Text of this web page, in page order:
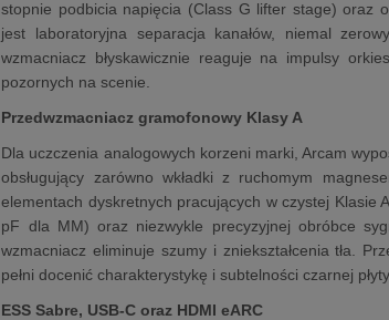
stopnie podbicia napięcia (Class G lifter stage) oraz
jest laboratoryjna separacja kanałów, niemal
wzmacniacz błyskawicznie reaguje na impulsy
pozornych na scenie.
Przedwzmacniacz gramofonowy Klasy A
Dla uczczenia analogowych korzeni marki, Arcam
obsługujący zarówno wkładki z ruchomym
elementach dyskretnych pracujących w czystej Klasie
pF dla MM) oraz niezwykle precyzyjnej obróbce
wzmacniacz eliminuje szumy i zniekształcenia tła.
pełni docenić charakterystykę i subtelności czarnej płyty.
ESS Sabre, USB-C oraz HDMI eARC